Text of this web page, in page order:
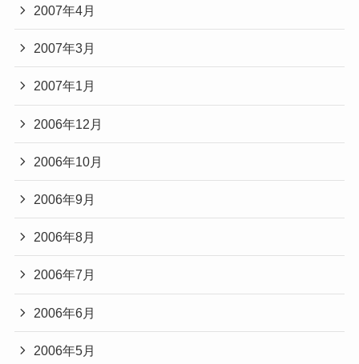
2007年4月
2007年3月
2007年1月
2006年12月
2006年10月
2006年9月
2006年8月
2006年7月
2006年6月
2006年5月